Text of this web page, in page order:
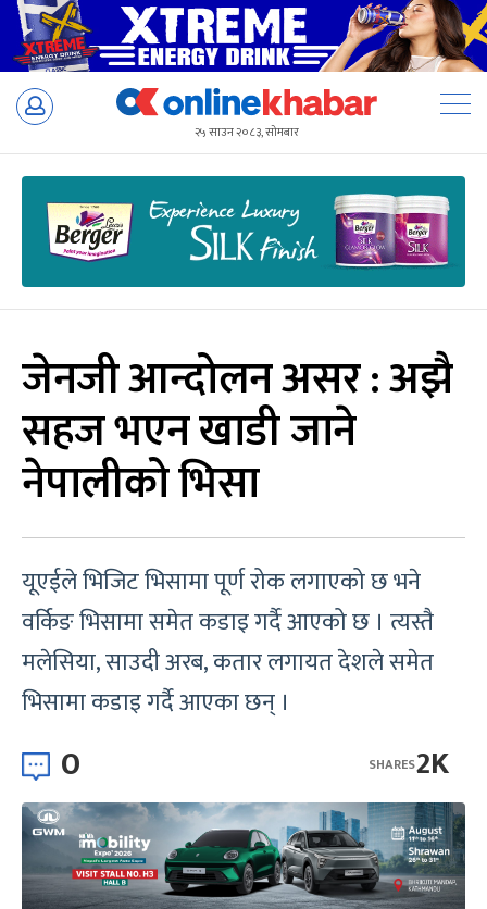
Skip
२५ साउन २०८३, सोमबार
जेनजी आन्दोलन असर : अझै
सहज भएन खाडी जाने
नेपालीको भिसा
यूएईले भिजिट भिसामा पूर्ण रोक लगाएको छ भने
वर्किङ भिसामा समेत कडाइ गर्दै आएको छ । त्यस्तै
मलेसिया, साउदी अरब, कतार लगायत देशले समेत
भिसामा कडाइ गर्दै आएका छन् ।
0 2K
SHARES